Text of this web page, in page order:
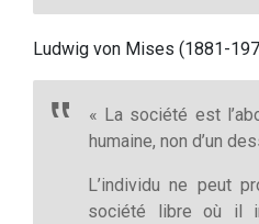
Ludwig von Mises (1881-
« La société est
humaine, non d’un
L’individu ne peut
société libre où il